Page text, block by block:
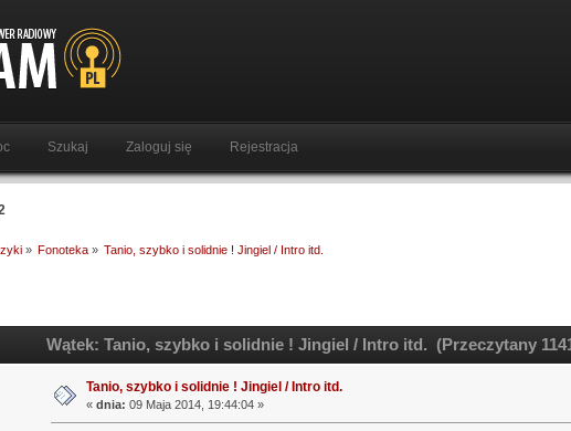
Szukaj Zaloguj się Rejestracja
» Fonoteka» Tanio, szybko i solidnie ! Jingiel / Intro itd.
Wątek: Tanio, szybko i solidnie ! Jingiel / Intro itd. (Przeczytany
Tanio, szybko i solidnie ! Jingiel / Intro itd.
« dnia: 09 Maja 2014, 19:44:04 »